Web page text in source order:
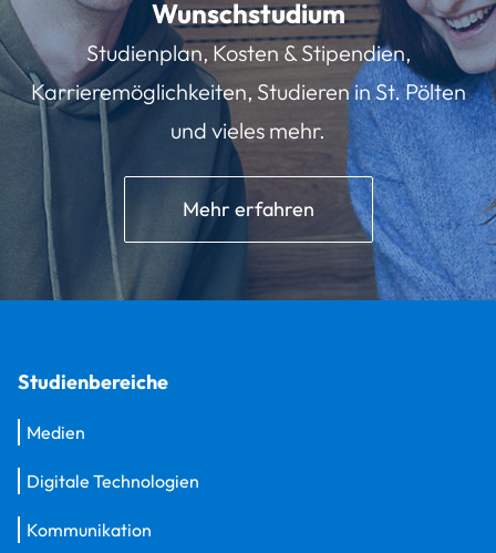
Wunschstudium
Studienplan, Kosten & Stipendien,
Karrieremöglichkeiten, Studieren in St. Pölten
und vieles mehr.
Mehr erfahren
Studienbereiche
Medien
Digitale Technologien
Kommunikation